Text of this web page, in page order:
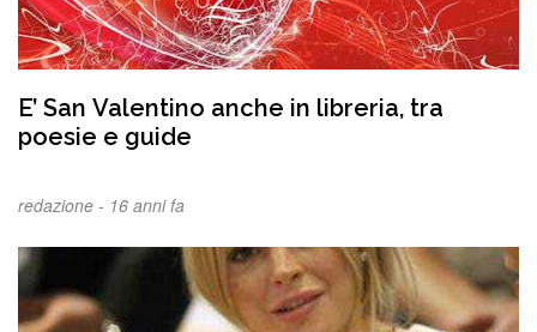
E’ San Valentino anche in libreria, tra
poesie e guide
redazione - 16 anni fa